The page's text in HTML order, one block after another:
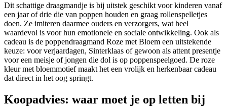
Dit schattige draagmandje is bij uitstek geschikt voor kinderen vanaf
een jaar of drie die van poppen houden en graag rollenspelletjes
doen. Ze imiteren daarmee ouders en verzorgers, wat heel
waardevol is voor hun emotionele en sociale ontwikkeling. Ook als
cadeau is de poppendraagmand Roze met Bloem een uitstekende
keuze: voor verjaardagen, Sinterklaas of gewoon als attent presentje
voor een meisje of jongen die dol is op poppenspeelgoed. De roze
kleur met bloemmotief maakt het een vrolijk en herkenbaar cadeau
dat direct in het oog springt.
Koopadvies: waar moet je op letten bij